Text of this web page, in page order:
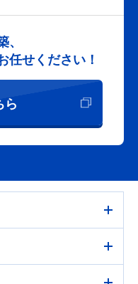
任せください！
ら